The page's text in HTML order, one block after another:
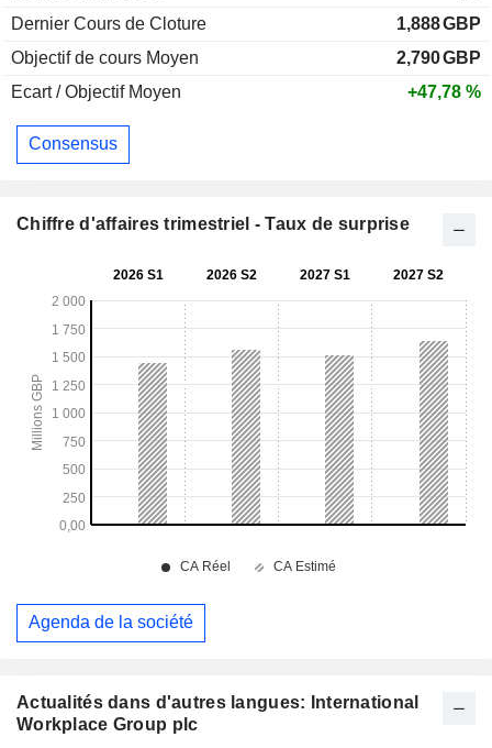
Actualités dans d'autres langues: International
Workplace Group plc
Dernier Cours de Cloture
1,888GBP
Objectif de cours Moyen
2,790GBP
Ecart / Objectif Moyen
+47,78 %
Consensus
Chiffre d'affaires trimestriel - Taux de surprise
Agenda de la société